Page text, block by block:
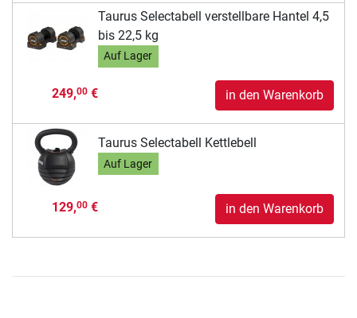
Taurus Selectabell verstellbare Hantel 4,5
bis 22,5 kg
Auf Lager
249,00€ in den Warenkorb
Taurus Selectabell Kettlebell
Auf Lager
129,00€ in den Warenkorb